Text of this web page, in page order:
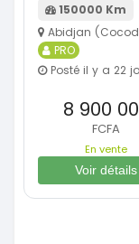
150000 Km
Abidjan
PRO
Posté il y a 22
8 900
FCFA
En vente
Voir détails